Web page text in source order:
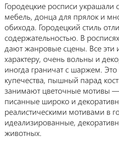
Городецкие росписи украшали
мебель, донца для прялок и
обихода. Городецкий стиль
содержательностью. В
дают жанровые сцены. Все
характеру, очень вольны и
иногда граничат с шаржем.
купечества, пышный парад
занимают цветочные мотивы
писанные широко и
реалистическими мотивами в
идеализированные,
животных.